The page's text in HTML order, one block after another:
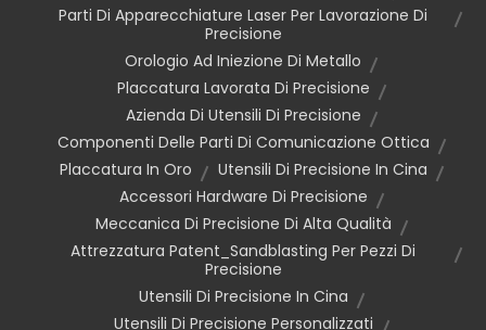
Parti Di Apparecchiature Laser Per Lavorazione Di
Precisione
Orologio Ad Iniezione Di Metallo
Placcatura Lavorata Di Precisione
Azienda Di Utensili Di Precisione
Componenti Delle Parti Di Comunicazione Ottica
Placcatura In Oro
Utensili Di Precisione In Cina
Accessori Hardware Di Precisione
Meccanica Di Precisione Di Alta Qualità
Attrezzatura Patent_Sandblasting Per Pezzi Di
Precisione
Utensili Di Precisione In Cina
Utensili Di Precisione Personalizzati